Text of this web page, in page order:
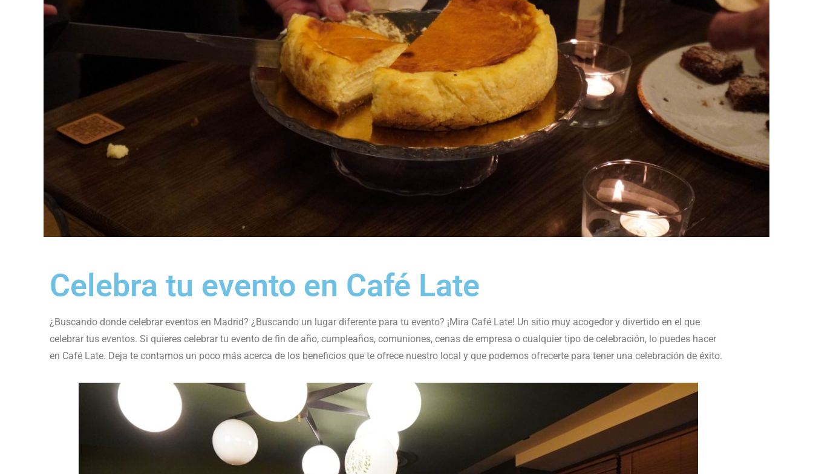
Celebra tu evento en Café Late
¿Buscando donde celebrar eventos en Madrid? ¿Buscando un lugar diferente para tu evento? ¡Mira Café Late! Un sitio muy acogedor y divertido en el que
celebrar tus eventos. Si quieres celebrar tu evento de fin de año, cumpleaños, comuniones, cenas de empresa o cualquier tipo de celebración, lo puedes hacer
en Café Late. Deja te contamos un poco más acerca de los beneficios que te ofrece nuestro local y que podemos ofrecerte para tener una celebración de éxito.